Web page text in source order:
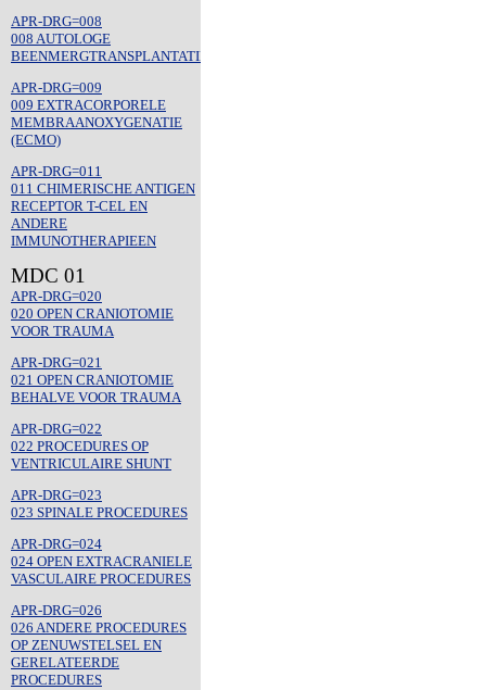
APR-DRG=008
008 AUTOLOGE
BEENMERGTRANSPLANTATIE
APR-DRG=009
009 EXTRACORPORELE
MEMBRAANOXYGENATIE
(ECMO)
APR-DRG=011
011 CHIMERISCHE ANTIGEN
RECEPTOR T-CEL EN
ANDERE
IMMUNOTHERAPIEEN
MDC 01
APR-DRG=020
020 OPEN CRANIOTOMIE
VOOR TRAUMA
APR-DRG=021
021 OPEN CRANIOTOMIE
BEHALVE VOOR TRAUMA
APR-DRG=022
022 PROCEDURES OP
VENTRICULAIRE SHUNT
APR-DRG=023
023 SPINALE PROCEDURES
APR-DRG=024
024 OPEN EXTRACRANIELE
VASCULAIRE PROCEDURES
APR-DRG=026
026 ANDERE PROCEDURES
OP ZENUWSTELSEL EN
GERELATEERDE
PROCEDURES